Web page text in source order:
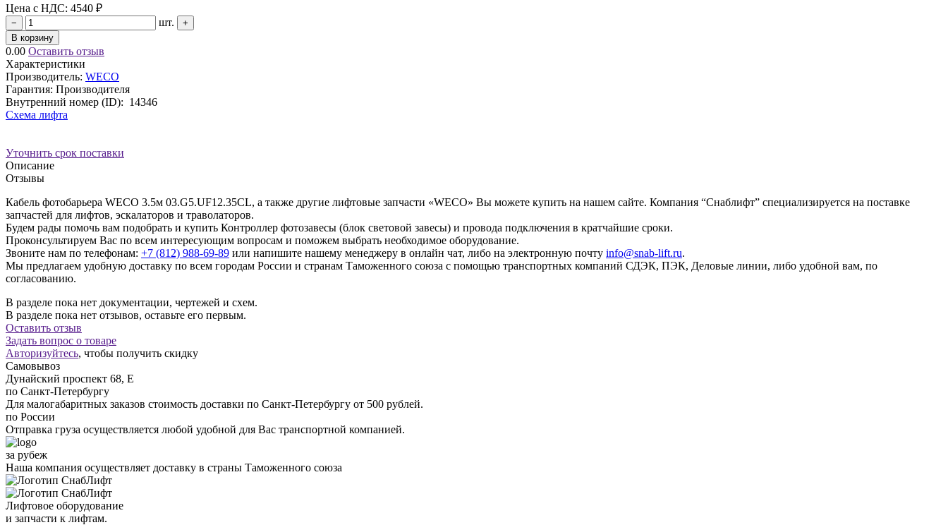
Цена с НДС: 4540 ₽
− шт.
+
В корзину
0.00 Оставить отзыв
Характеристики
Производитель: WECO
Гарантия: Производителя
Внутренний номер (ID): 14346
Схема лифта
Уточнить срок поставки
Описание
Отзывы
Кабель фотобарьера WECO 3.5м 03.G5.UF12.35CL, а также другие лифтовые запчасти «WECO» Вы можете купить на нашем сайте. Компания “Снаблифт” специализируется на поставке
запчастей для лифтов, эскалаторов и траволаторов.
Будем рады помочь вам подобрать и купить Контроллер фотозавесы (блок световой завесы) и провода подключения в кратчайшие сроки.
Проконсультируем Вас по всем интересующим вопросам и поможем выбрать необходимое оборудование.
Звоните нам по телефонам: +7 (812) 988-69-89 или напишите нашему менеджеру в онлайн чат, либо на электронную почту info@snab-lift.ru.
Мы предлагаем удобную доставку по всем городам России и странам Таможенного союза с помощью транспортных компаний СДЭК, ПЭК, Деловые линии, либо удобной вам, по
согласованию.
В разделе пока нет документации, чертежей и схем.
В разделе пока нет отзывов, оставьте его первым.
Оставить отзыв
Задать вопрос о товаре
Авторизуйтесь, чтобы получить скидку
Самовывоз
Дунайский проспект 68, Е
по Санкт-Петербургу
Для малогабаритных заказов стоимость доставки по Санкт-Петербургу от 500 рублей.
по России
Отправка груза осуществляется любой удобной для Вас транспортной компанией.
за рубеж
Наша компания осуществляет доставку в страны Таможенного союза
Лифтовое оборудование
и запчасти к лифтам.